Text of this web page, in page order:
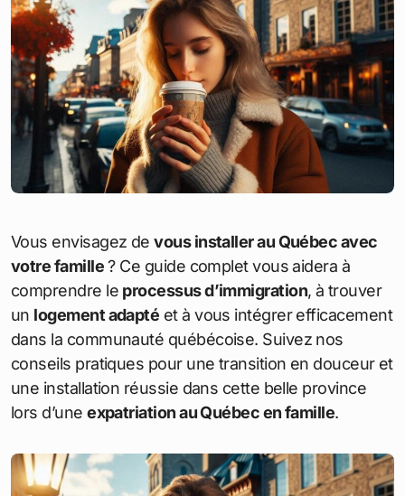
Vous envisagez devous installer au Québec avec
votre famille? Ce guide complet vous aidera à
comprendre le processus d’immigration, à trouver
un logement adapté et à vous intégrer efficacement
dans la communauté québécoise. Suivez nos
conseils pratiques pour une transition en douceur et
une installation réussie dans cette belle province
lors d’uneexpatriation au Québec en famille.